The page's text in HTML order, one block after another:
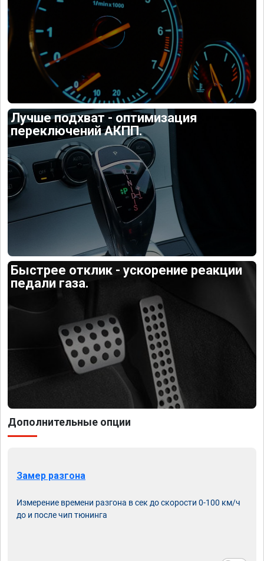
Лучше подхват - оптимизация
переключений АКПП.
Быстрее отклик - ускорение реакции
педали газа.
Дополнительные опции
Замер разгона
Измерение времени разгона в сек до скорости 0-100 км/ч
до и после чип тюнинга